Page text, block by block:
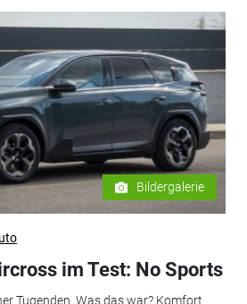
Bildergalerie
im Test: No Sports
Tugenden. Was das war? Komfort.